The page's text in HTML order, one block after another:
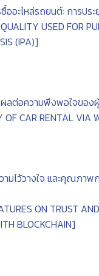
อะไหล่รถยนต์: การป
USED FOR
(IPA)]
อความพึงพอใจของผู้
CAR RENTAL VIA
ว้วางใจ และคุณภาพ
ON TRUST
BLOCKCHAIN]